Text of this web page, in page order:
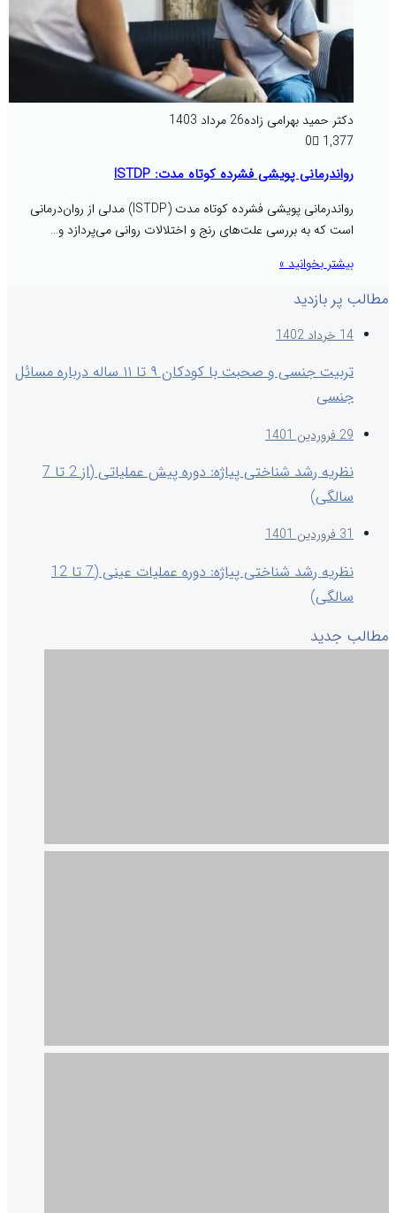
دکتر حمید بهرامی زاده26 مرداد 1403
0
1,377
رواندرمانی پویشی فشرده کوتاه مدت: ISTDP
رواندرمانی پویشی فشرده کوتاه مدت (ISTDP) مدلی از روان‌درمانی
است که به بررسی علت‌های رنج و اختلالات روانی می‌پردازد و…
بیشتر بخوانید »
مطالب پر بازدید
14 خرداد 1402
تربیت جنسی و صحبت با کودکان ۹ تا ۱۱ ساله درباره مسائل
جنسی
29 فروردین 1401
نظریه رشد شناختی پیاژه: دوره پیش عملیاتی (از 2 تا 7
سالگی)
31 فروردین 1401
نظریه رشد شناختی پیاژه: دوره عملیات عینی (7 تا 12
سالگی)
مطالب جدید